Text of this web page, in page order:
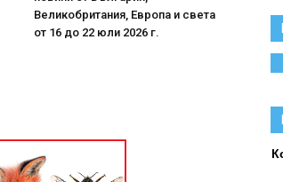
Великобритания, Европа и света
от 16 до 22 юли 2026 г.